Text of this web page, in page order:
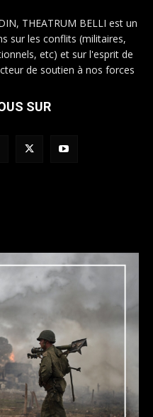
THEATRUM BELLI est un
sur les conflits (militaires,
etc) et sur l'esprit de
de soutien à nos forces
SUR